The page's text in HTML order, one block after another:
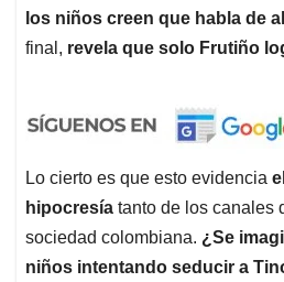
los niños creen que habla de
final, revela que solo Frutiño
Lo cierto es que esto evidencia
hipocresía tanto de los canales
sociedad colombiana. ¿Se
niños intentando seducir a